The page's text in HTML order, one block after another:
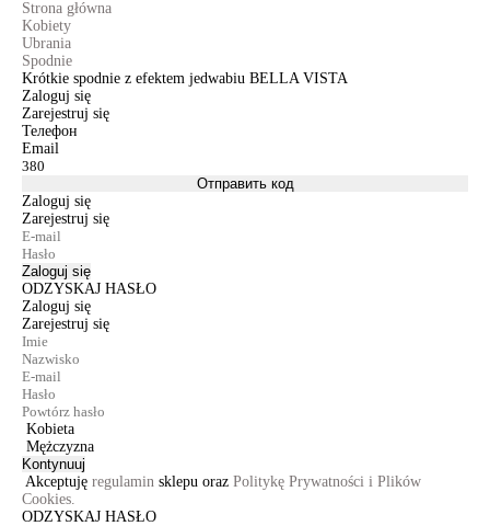
Strona główna
Kobiety
Ubrania
Spodnie
Krótkie spodnie z efektem jedwabiu BELLA VISTA
Zaloguj się
Zarejestruj się
Телефон
Email
Отправить код
Zaloguj się
Zarejestruj się
Zaloguj się
ODZYSKAJ HASŁO
Zaloguj się
Zarejestruj się
Kobieta
Mężczyzna
Kontynuuj
Akceptuję regulamin sklepu oraz Politykę Prywatności i Plików
Cookies.
ODZYSKAJ HASŁO